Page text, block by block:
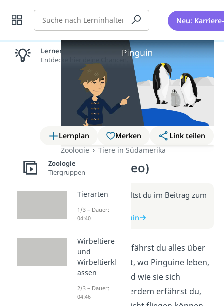
Suche Neu:
Lernplan Merken
Link teilen
Zoologie
Tiere in Südamerika
Pinguin (Video)
Weitere Infos erhältst du im Beitrag zum
Video
zum Beitrag: Pinguin
In diesem Video erfährst du alles über
Pinguine. Du lernst, wo Pinguine leben,
was sie fressen und wie sie sich
fortbewegen. Außerdem erfährst du,
Lernen lohnt sich!
Entdecke hier deine Chancen.
Zoologie
Tiergruppen
Tierarten
1/3 – Dauer:
04:40
Wirbeltiere
und
Wirbeltierkl
assen
2/3 – Dauer:
04:46